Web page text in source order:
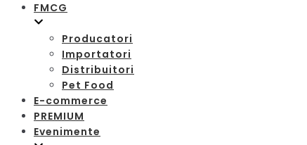
FMCG
Producatori
Importatori
Distribuitori
Pet Food
E-commerce
PREMIUM
Evenimente